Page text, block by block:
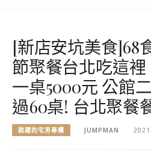
[新店安坑美食]68
節聚餐台北吃這裡
一桌5000元 公館
過60桌! 台北聚餐
跳躍的宅男專欄 JUMPMAN